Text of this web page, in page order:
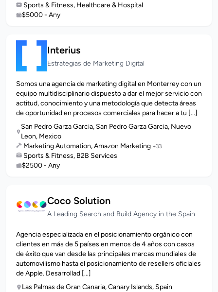
Sports & Fitness, Healthcare & Hospital
$5000 - Any
Interius
Estrategias de Marketing Digital
Somos una agencia de marketing digital en Monterrey con un
equipo multidisciplinario dispuesto a dar el mejor servicio con
actitud, conocimiento y una metodología que detecta áreas
de oportunidad en procesos comerciales para hacer a tu [...]
San Pedro Garza Garcia, San Pedro Garza Garcia, Nuevo
Leon, Mexico
Marketing Automation, Amazon Marketing +33
Sports & Fitness, B2B Services
$2500 - Any
Coco Solution
A Leading Search and Build Agency in the Spain
Agencia especializada en el posicionamiento orgánico con
clientes en más de 5 países en menos de 4 años con casos
de éxito que van desde las principales marcas mundiales de
automovilismo hasta el posicionamiento de resellers oficiales
de Apple. Desarrollad [...]
Las Palmas de Gran Canaria, Canary Islands, Spain